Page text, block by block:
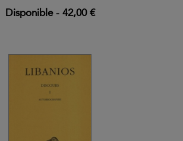
Disponible- 42,00 €